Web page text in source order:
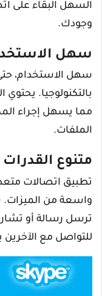
السهل البقاء على
وجودك.
سهل
سهل الاستخدام،
بالتكنولوجيا.
مما يسهل إجراء
الملفات.
متنوع القدرات
تطبيق اتصالات
واسعة من الميزات.
ترسل رسالة أو
للتواصل مع